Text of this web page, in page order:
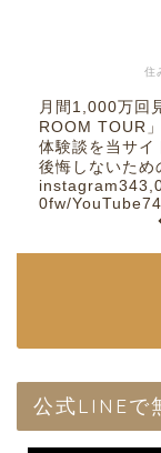
住
月間1,000万回
ROOM TOUR
体験談を当サイ
後悔しないため
0fw/
公式LINEで